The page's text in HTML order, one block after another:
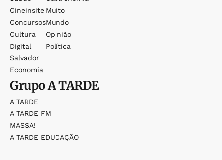
Cineinsite
Concursos
Cultura
Digital
Salvador
Economia
Muito
Mundo
Opinião
Política
GrupoA TARDE
A TARDE
A TARDE FM
MASSA!
A TARDE EDUCAÇÃO